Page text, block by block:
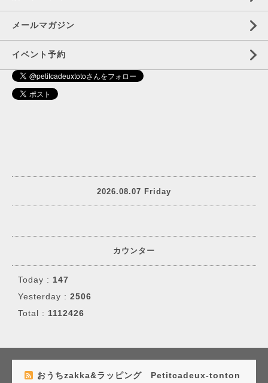
メールマガジン
イベント予約
2026.08.07 Friday
カウンター
Today : 147
Yesterday : 2506
Total : 1112426
おうちzakka&ラッピング Petitcadeux-tonton